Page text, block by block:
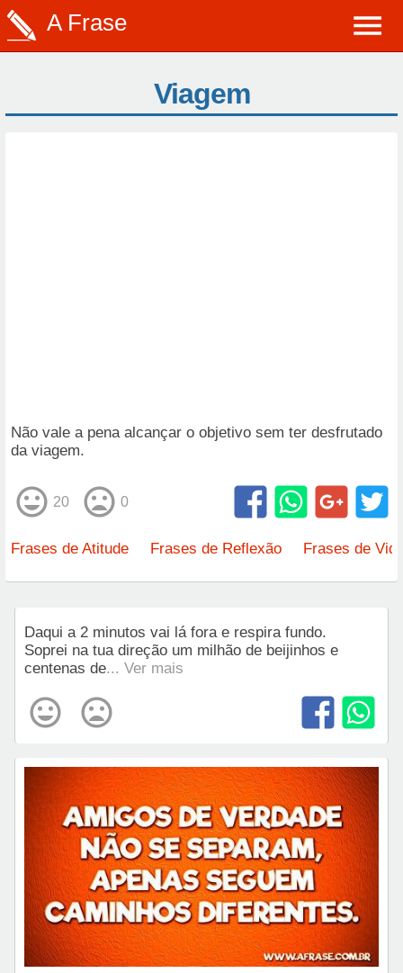
A Frase
Viagem
Não vale a pena alcançar o objetivo sem ter desfrutado
da viagem.
20 0
Frases de Atitude Frases de Reflexão Frases de
Daqui a 2 minutos vai lá fora e respira fundo.
Soprei na tua direção um milhão de beijinhos e
centenas de... Ver mais